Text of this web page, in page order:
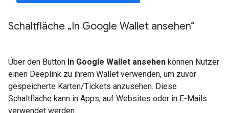
Schaltfläche „In Google Wallet ansehen“
Über den Button In Google Wallet ansehen können Nutzer
einen Deeplink zu ihrem Wallet verwenden, um zuvor
gespeicherte Karten/Tickets anzusehen. Diese
Schaltfläche kann in Apps, auf Websites oder in E-Mails
verwendet werden.